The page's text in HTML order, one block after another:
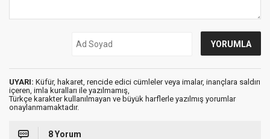
UYARI: Küfür, hakaret, rencide edici cümleler veya imalar, inançlara saldırı
içeren, imla kuralları ile yazılmamış,
Türkçe karakter kullanılmayan ve büyük harflerle yazılmış yorumlar
onaylanmamaktadır.
8 Yorum